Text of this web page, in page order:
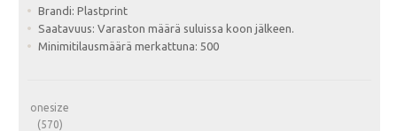
Brandi: Plastprint
Saatavuus: Varaston määrä suluissa koon jälkeen.
Minimitilausmäärä merkattuna: 500
onesize
(570)